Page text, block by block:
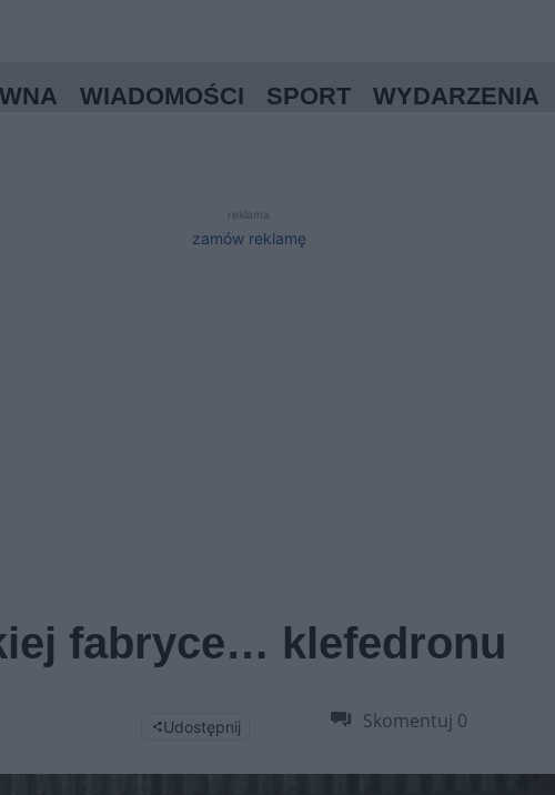
WIADOMOŚCI SPORT WYDARZENIA
reklama
zamów reklamę
fabryce… klefedronu
Udostępnij Skomentuj 0